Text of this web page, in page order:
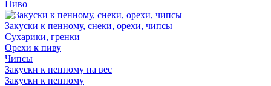
Пиво
Закуски к пенному, снеки, орехи, чипсы
Сухарики, гренки
Орехи к пиву
Чипсы
Закуски к пенному на вес
Закуски к пенному